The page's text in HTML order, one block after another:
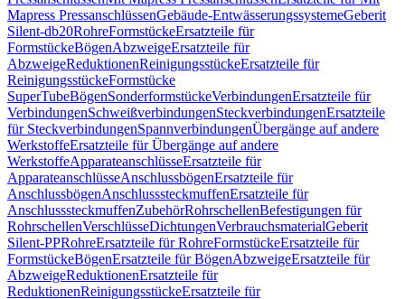
Mapress PressanschlüssenGebäude-EntwässerungssystemeGeberit
Silent-db20RohreFormstückeErsatzteile für
FormstückeBögenAbzweigeErsatzteile für
AbzweigeReduktionenReinigungsstückeErsatzteile für
ReinigungsstückeFormstücke
SuperTubeBögenSonderformstückeVerbindungenErsatzteile für
VerbindungenSchweißverbindungenSteckverbindungenErsatzteile
für SteckverbindungenSpannverbindungenÜbergänge auf andere
WerkstoffeErsatzteile für Übergänge auf andere
WerkstoffeApparateanschlüsseErsatzteile für
ApparateanschlüsseAnschlussbögenErsatzteile für
AnschlussbögenAnschlusssteckmuffenErsatzteile für
AnschlusssteckmuffenZubehörRohrschellenBefestigungen für
RohrschellenVerschlüsseDichtungenVerbrauchsmaterialGeberit
Silent-PPRohreErsatzteile für RohreFormstückeErsatzteile für
FormstückeBögenErsatzteile für BögenAbzweigeErsatzteile für
AbzweigeReduktionenErsatzteile für
ReduktionenReinigungsstückeErsatzteile für